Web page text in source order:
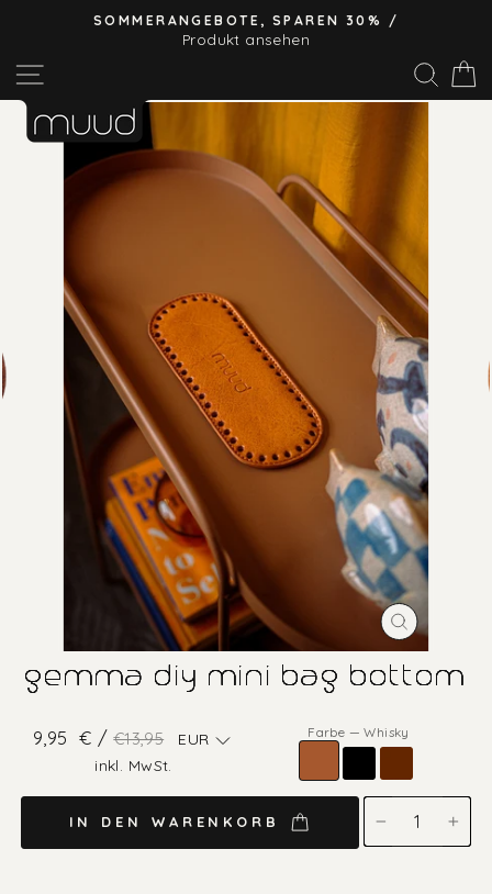
Inhalt
Pause
SOMMERANGEBOTE, SPAREN 30% /
Produkt ansehen
ESC)
gemma diy mini bag bottom
9,95 € / Normaler
Preis
€13,95 Sonderpreis
EUR
inkl. MwSt.
Farbe —Whisky
IN DEN WARENKORB